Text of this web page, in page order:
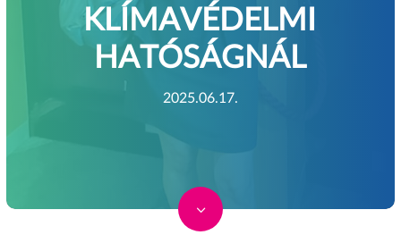
KLÍMAVÉDELMI
HATÓSÁGNÁL
2025.06.17.
3